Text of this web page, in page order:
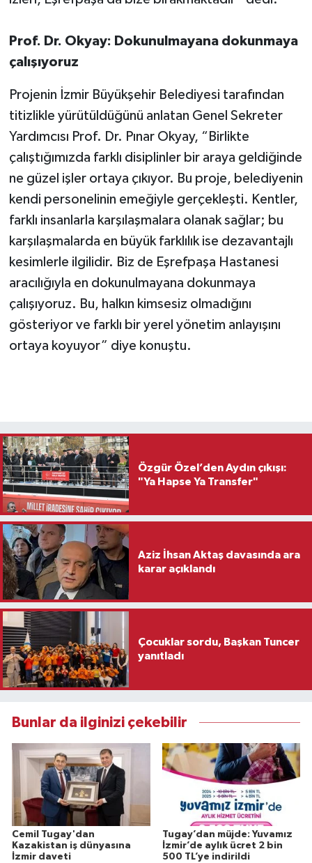
Prof. Dr. Okyay: Dokunulmayana dokunmaya
çalışıyoruz
Projenin İzmir Büyükşehir Belediyesi tarafından
titizlikle yürütüldüğünü anlatan Genel Sekreter
Yardımcısı Prof. Dr. Pınar Okyay, “Birlikte
çalıştığımızda farklı disiplinler bir araya geldiğinde
ne güzel işler ortaya çıkıyor. Bu proje, belediyenin
kendi personelinin emeğiyle gerçekleşti. Kentler,
farklı insanlarla karşılaşmalara olanak sağlar; bu
karşılaşmalarda en büyük farklılık ise dezavantajlı
kesimlerle ilgilidir. Biz de Eşrefpaşa Hastanesi
aracılığıyla en dokunulmayana dokunmaya
çalışıyoruz. Bu, halkın kimsesiz olmadığını
gösteriyor ve farklı bir yerel yönetim anlayışını
ortaya koyuyor” diye konuştu.
Özgür Özel’den Aydın çıkışı:
"Ya Hapse Ya Transfer"
Aziz İhsan Aktaş davasında ara
karar açıklandı
Çocuklar sordu, Başkan Tuncer
yanıtladı
Bunlar da ilginizi çekebilir
Cemil Tugay'dan
Kazakistan iş dünyasına
İzmir daveti
Tugay’dan müjde: Yuvamız
İzmir’de aylık ücret 2 bin
500 TL’ye indirildi